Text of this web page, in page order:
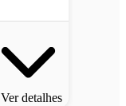
Ver detalhes